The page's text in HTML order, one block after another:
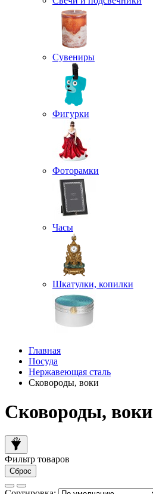
Сувениры
Фигурки
Фоторамки
Часы
Шкатулки, копилки
Главная
Посуда
Нержавеющая сталь
Сковороды, воки
Сковороды, воки
Фильтр товаров
Сброс